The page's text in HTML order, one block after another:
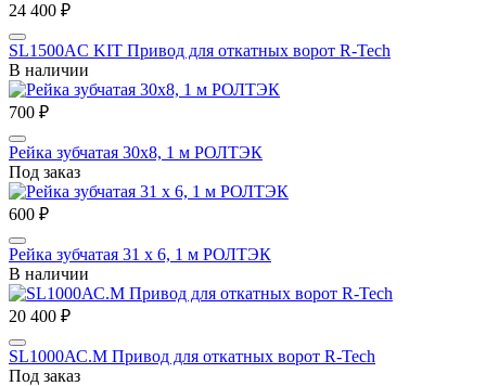
24 400 ₽
SL1500AC KIT Привод для откатных ворот R-Tech
В наличии
700 ₽
Рейка зубчатая 30х8, 1 м РОЛТЭК
Под заказ
600 ₽
Рейка зубчатая 31 х 6, 1 м РОЛТЭК
В наличии
20 400 ₽
SL1000АС.M Привод для откатных ворот R-Tech
Под заказ